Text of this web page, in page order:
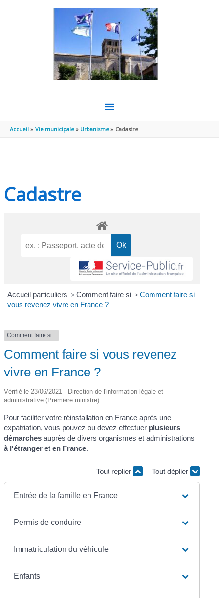
MENU
PRINCIPAL
Accueil Vie municipale Urbanisme Cadastre
Cadastre
Accueil particuliers > Comment faire si > Comment faire si
vous revenez vivre en France ?
Comment faire si...
Comment faire si vous revenez
vivre en France ?
Vérifié le 23/06/2021 - Direction de l'information légale et
administrative (Première ministre)
Pour faciliter votre réinstallation en France après une
expatriation, vous pouvez ou devez effectuer plusieurs
démarches auprès de divers organismes et administrations
à l'étranger eten France.
Tout replier Tout déplier
Entrée de la famille en France
Permis de conduire
Immatriculation du véhicule
Enfants